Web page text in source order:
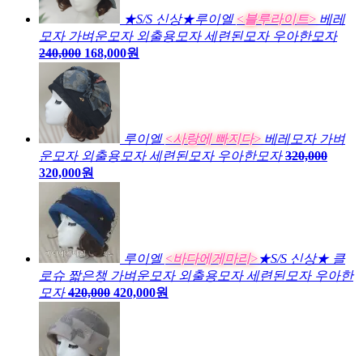
★S/S 신상★루이엘 <블루라이트> 베레
모자 가벼운모자 외출용모자 세련된모자 우아한모자
240,000 168,000원
루이엘 <사랑에 빠지다> 베레모자 가벼
운모자 외출용모자 세련된모자 우아한모자 320,000
320,000원
루이엘 <바다에게마리>★S/S 신상★ 클
로슈 짧은챙 가벼운모자 외출용모자 세련된모자 우아한
모자 420,000 420,000원